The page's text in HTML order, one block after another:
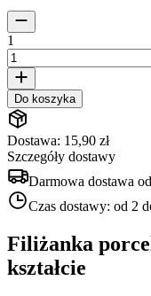
1
Do koszyka
Dostawa: 15,90 zł
Szczegóły dostawy
Darmowa dostawa
Czas dostawy: od 2
Filiżanka
kształcie